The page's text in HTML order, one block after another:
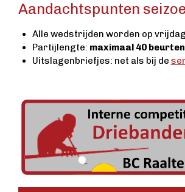
Aandachtspunten
Alle wedstrijden worden op
Partijlengte: maximaal 40
Uitslagenbriefjes: net als bij de